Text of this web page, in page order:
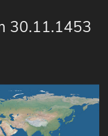
30.11.1453